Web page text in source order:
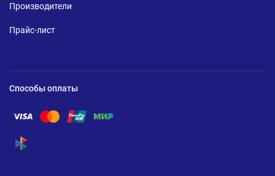
Производители
Прайс-лист
Способы оплаты
Помощь по оплате Visa
Помощь по оплате Mastercard
Помощь по оплате UnionPay
Помощь по оплате Мир
Помощь по оплате СБП